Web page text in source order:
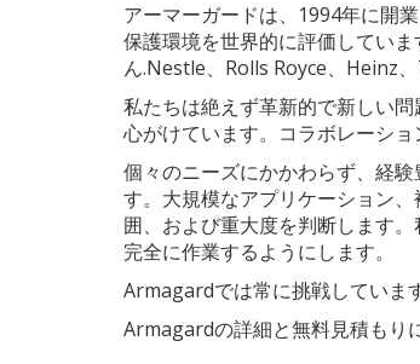
アーマーガードは、1994年に開
保護環境を世界的に評価してい
ん.Nestle、Rolls Royce、Heinz
私たちは絶えず革新的で新しい
心がけています。コラボレーシ
個々のニーズにかかわらず、経
す。大規模なアプリケーション
囲、および重大度を判断します
完全に作業するようにします。
Armagardでは常に挑戦していま
Armagardの詳細と無料見積もり